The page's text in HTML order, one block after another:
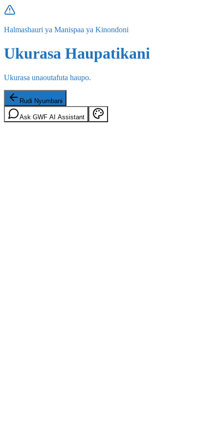
Halmashauri ya Manispaa ya Kinondoni
Ukurasa Haupatikani
Ukurasa unaoutafuta haupo.
Rudi Nyumbani
Ask GWF AI Assistant